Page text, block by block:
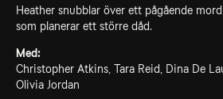
Heather snubblar över ett pågående
som planerar ett större dåd.
Med:
Christopher Atkins, Tara Reid, Dina De
Olivia Jordan